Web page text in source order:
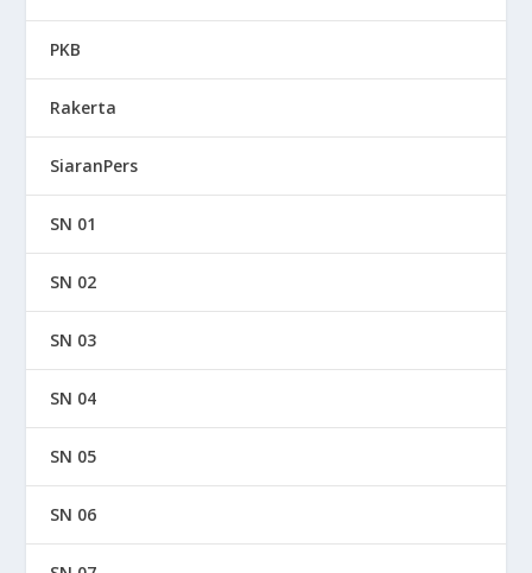
PKB
Rakerta
SiaranPers
SN 01
SN 02
SN 03
SN 04
SN 05
SN 06